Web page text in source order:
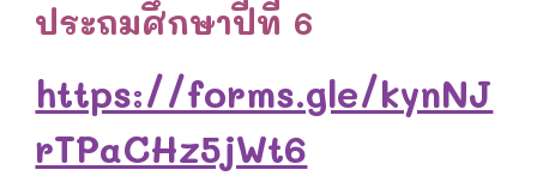
ประถมศึกษาปีที่ 6
https://forms.gle/kynNJ
rTPaCHz5jWt6